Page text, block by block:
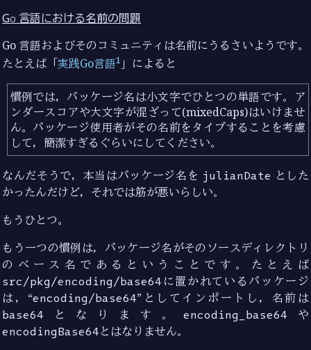
Go 言語における名前の問題
Go 言語およびそのコミュニティは名前にうるさいようです。
たとえば「実践Go言語1 」によると
慣例では，パッケージ名は小文字でひとつの単語です。ア
ンダースコアや大文字が混ざって(mixedCaps)はいけませ
ん。パッケージ使用者がその名前をタイプすることを考慮
して，簡潔すぎるぐらいにしてください。
なんだそうで，本当はパッケージ名を julianDate とした
かったんだけど，それでは筋が悪いらしい。
もうひとつ。
もう一つの慣例は，パッケージ名がそのソースディレクトリ
のベース名であるということです。たとえば
src/pkg/encoding/base64に置かれているパッケージ
は，“encoding/base64”としてインポートし，名前は
base64 となります。 encoding_base64や
encodingBase64とはなりません。